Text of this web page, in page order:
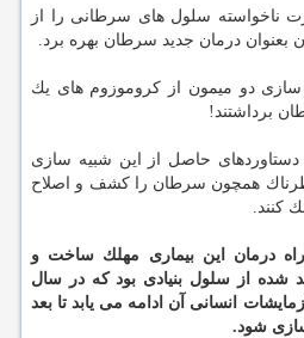
ناخواسته سلول های سرطانی را از
بعنوان درمان جدید سرطان بهره برد.
سازی دو میمون از كروموزوم های یك
برداشتند!
دستاوردهای حاصل از این شبیه سازی
همچون سرطان را كشف و اصلاح
كنند.
درمان این بیماری مهلك ساخت و
شده از سلول بنیادی بود كه در سال
انسانی آن ادامه می یابد تا بعد
شود.